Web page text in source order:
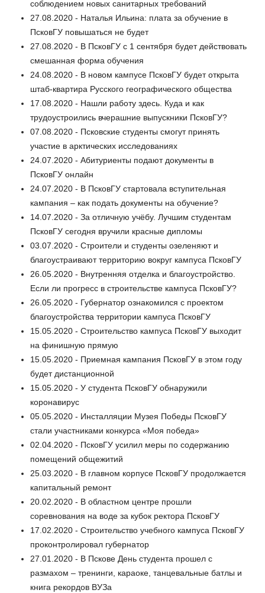
соблюдением новых санитарных требований
27.08.2020 - Наталья Ильина: плата за обучение в
ПсковГУ повышаться не будет
27.08.2020 - В ПсковГУ с 1 сентября будет действовать
смешанная форма обучения
24.08.2020 - В новом кампусе ПсковГУ будет открыта
штаб-квартира Русского географического общества
17.08.2020 - Нашли работу здесь. Куда и как
трудоустроились вчерашние выпускники ПсковГУ?
07.08.2020 - Псковские студенты смогут принять
участие в арктических исследованиях
24.07.2020 - Абитуриенты подают документы в
ПсковГУ онлайн
24.07.2020 - В ПсковГУ стартовала вступительная
кампания – как подать документы на обучение?
14.07.2020 - За отличную учёбу. Лучшим студентам
ПсковГУ сегодня вручили красные дипломы
03.07.2020 - Строители и студенты озеленяют и
благоустраивают территорию вокруг кампуса ПсковГУ
26.05.2020 - Внутренняя отделка и благоустройство.
Если ли прогресс в строительстве кампуса ПсковГУ?
26.05.2020 - Губернатор ознакомился с проектом
благоустройства территории кампуса ПсковГУ
15.05.2020 - Строительство кампуса ПсковГУ выходит
на финишную прямую
15.05.2020 - Приемная кампания ПсковГУ в этом году
будет дистанционной
15.05.2020 - У студента ПсковГУ обнаружили
коронавирус
05.05.2020 - Инсталляции Музея Победы ПсковГУ
стали участниками конкурса «Моя победа»
02.04.2020 - ПсковГУ усилил меры по содержанию
помещений общежитий
25.03.2020 - В главном корпусе ПсковГУ продолжается
капитальный ремонт
20.02.2020 - В областном центре прошли
соревнования на воде за кубок ректора ПсковГУ
17.02.2020 - Строительство учебного кампуса ПсковГУ
проконтролировал губернатор
27.01.2020 - В Пскове День студента прошел с
размахом – тренинги, караоке, танцевальные батлы и
книга рекордов ВУЗа